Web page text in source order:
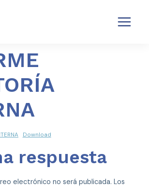
Download
respuesta
electrónico no será publicada. Los